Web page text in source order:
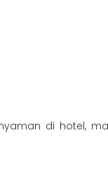
di hotel,